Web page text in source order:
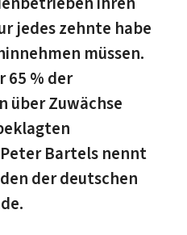
jedes zehnte habe
müssen.
% der
über Zuwächse
Bartels nennt
der deutschen